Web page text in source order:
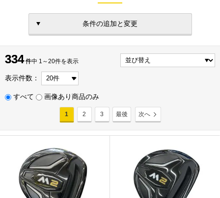
条件の追加と変更
334 件
334 件中 1～20件を表示
表示件数：
すべて 画像あり商品のみ
1 2 3 最後 次へ